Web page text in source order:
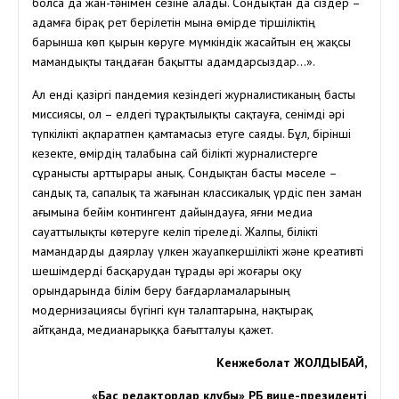
адамға бірақ рет берілетін мына өмірде тіршіліктің
барынша көп қырын көруге мүмкіндік жасайтын ең жақсы
мамандықты таңдаған бақытты адамдарсыздар…».
Ал енді қазіргі пандемия кезіндегі журналистиканың басты
миссиясы, ол – елдегі тұрақтылықты сақтауға, сенімді әрі
түпкілікті ақпаратпен қамтамасыз етуге саяды. Бұл, бірінші
кезекте, өмірдің талабына сай білікті журналистерге
сұранысты арттырары анық. Сондықтан басты мәселе –
сандық та, сапалық та жағынан классикалық үрдіс пен заман
ағымына бейім контингент дайындауға, яғни медиа
сауаттылықты көтеруге келіп тіреледі. Жалпы, білікті
мамандарды даярлау үлкен жауапкершілікті және креативті
шешімдерді басқарудан тұрады әрі жоғары оқу
орындарында білім беру бағдарламаларының
модернизациясы бүгінгі күн талаптарына, нақтырақ
айтқанда, медианарыққа бағытталуы қажет.
Кенжеболат ЖОЛДЫБАЙ,
«Бас редакторлар клубы» РҚБ вице-президенті